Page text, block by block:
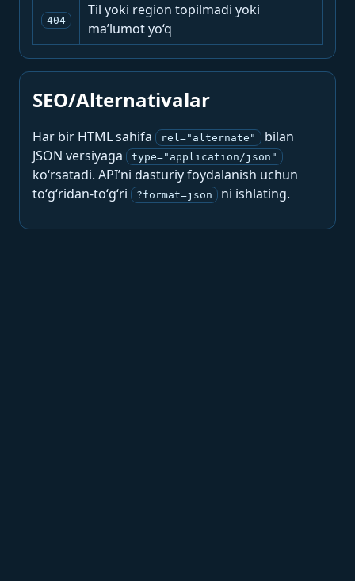
404
Til yoki region topilmadi yoki
ma’lumot yo‘q
SEO/Alternativalar
Har bir HTML sahifa rel="alternate"
bilan
JSON versiyaga
type="application/json"
ko‘rsatadi. API’ni dasturiy foydalanish uchun
to‘g‘ridan-to‘g‘ri
?format=json ni ishlating.